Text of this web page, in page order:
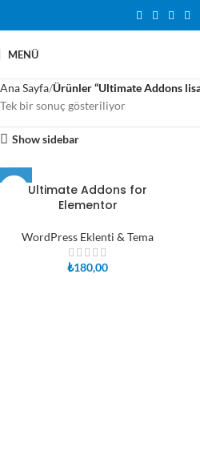
MENÜ
Ana Sayfa Ürünler “Ultimate Addons
Tek bir sonuç gösteriliyor
Show sidebar
Ultimate Addons for
Elementor
WordPress Eklenti & Tema
₺180,00